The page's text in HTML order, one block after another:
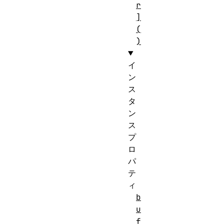
r
]
(
)
イ
ン
ス
タ
ン
ス
プ
ロ
パ
テ
ィ
b
u
f